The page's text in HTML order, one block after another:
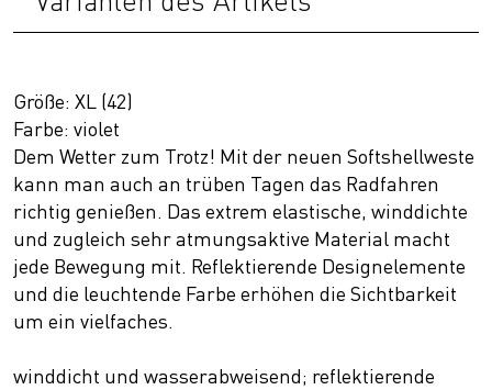
Größe: XL (42)
Farbe: violet
Dem Wetter zum Trotz! Mit der neuen Softshellweste
kann man auch an trüben Tagen das Radfahren
richtig genießen. Das extrem elastische, winddichte
und zugleich sehr atmungsaktive Material macht
jede Bewegung mit. Reflektierende Designelemente
und die leuchtende Farbe erhöhen die Sichtbarkeit
um ein vielfaches.
winddicht und wasserabweisend; reflektierende